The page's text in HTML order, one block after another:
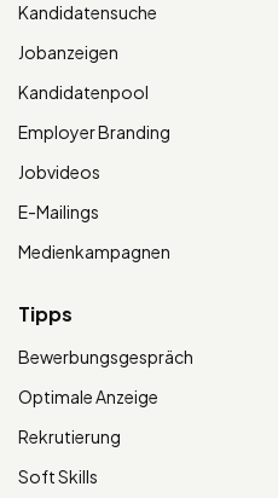
Kandidatensuche
Jobanzeigen
Kandidatenpool
Employer Branding
Jobvideos
E-Mailings
Medienkampagnen
Tipps
Bewerbungsgespräch
Optimale Anzeige
Rekrutierung
Soft Skills